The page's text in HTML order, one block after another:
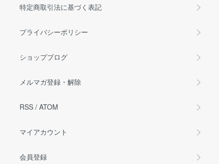
特定商取引法に基づく表記
プライバシーポリシー
ショップブログ
メルマガ登録・解除
RSS / ATOM
マイアカウント
会員登録